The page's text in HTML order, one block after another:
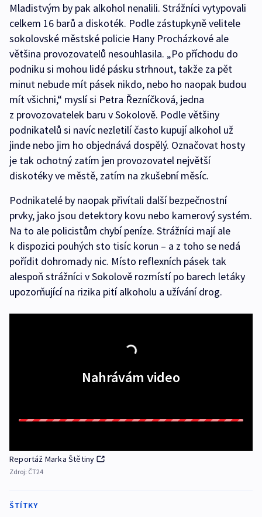
Mladistvým by pak alkohol nenalili. Strážníci vytypovali
celkem 16 barů a diskoték. Podle zástupkyně velitele
sokolovské městské policie Hany Procházkové ale
většina provozovatelů nesouhlasila. „Po příchodu do
podniku si mohou lidé pásku strhnout, takže za pět
minut nebude mít pásek nikdo, nebo ho naopak budou
mít všichni,“ myslí si Petra Řezníčková, jedna
z provozovatelek baru v Sokolově. Podle většiny
podnikatelů si navíc nezletilí často kupují alkohol už
jinde nebo jim ho objednává dospělý. Označovat hosty
je tak ochotný zatím jen provozovatel největší
diskotéky ve městě, zatím na zkušební měsíc.
Podnikatelé by naopak přivítali další bezpečnostní
prvky, jako jsou detektory kovu nebo kamerový systém.
Na to ale policistům chybí peníze. Strážníci mají ale
k dispozici pouhých sto tisíc korun – a z toho se nedá
pořídit dohromady nic. Místo reflexních pásek tak
alespoň strážníci v Sokolově rozmístí po barech letáky
upozorňující na rizika pití alkoholu a užívání drog.
Nahrávám video
Reportáž Marka Štětiny
Zdroj: ČT24
ŠTÍTKY